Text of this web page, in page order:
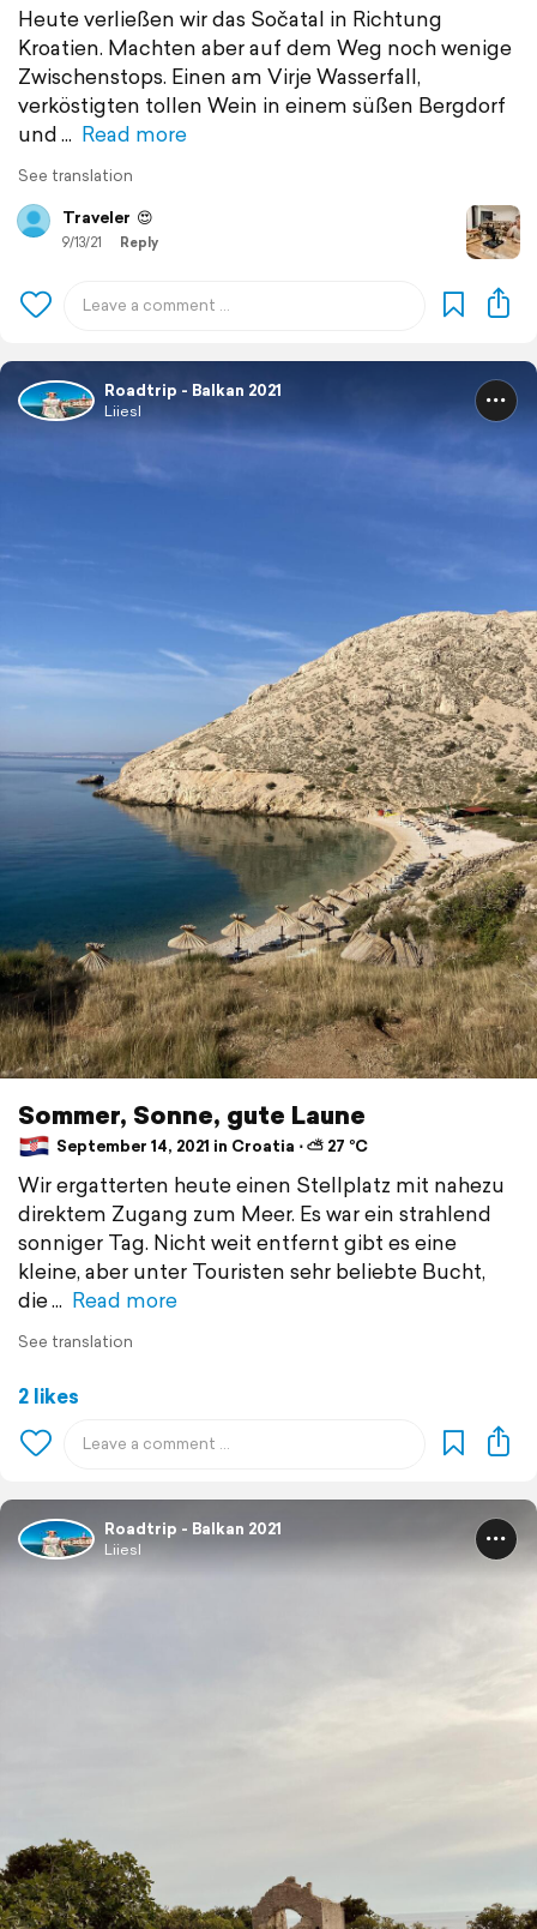
Heute verließen wir das Sočatal in Richtung
Kroatien. Machten aber auf dem Weg noch wenige
Zwischenstops. Einen am Virje Wasserfall,
verköstigten tollen Wein in einem süßen Bergdorf
und
Read more
See translation
Traveler 😍
9/13/21 Reply
Roadtrip - Balkan 2021
Liiesl
Sommer, Sonne, gute Laune
September 14, 2021 in Croatia ⋅ ⛅ 27 °C
Wir ergatterten heute einen Stellplatz mit nahezu
direktem Zugang zum Meer. Es war ein strahlend
sonniger Tag. Nicht weit entfernt gibt es eine
kleine, aber unter Touristen sehr beliebte Bucht,
die
Read more
See translation
2 likes
Roadtrip - Balkan 2021
Liiesl